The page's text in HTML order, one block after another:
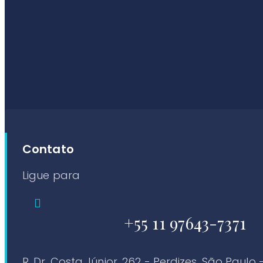
Contato
Ligue para
+55 11 97643-7371